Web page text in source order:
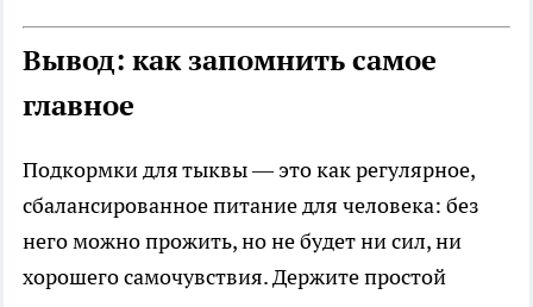
Вывод: как запомнить самое
главное
Подкормки для тыквы — это как регулярное,
сбалансированное питание для человека: без
него можно прожить, но не будет ни сил, ни
хорошего самочувствия. Держите простой